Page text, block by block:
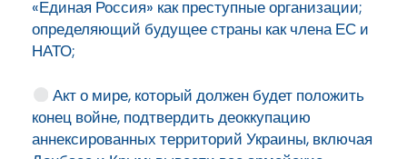
«Единая Россия» как преступные организации;
определяющий будущее страны как члена ЕС и
НАТО;
Акт о мире, который должен будет положить
конец войне, подтвердить деоккупацию
аннексированных территорий Украины, включая